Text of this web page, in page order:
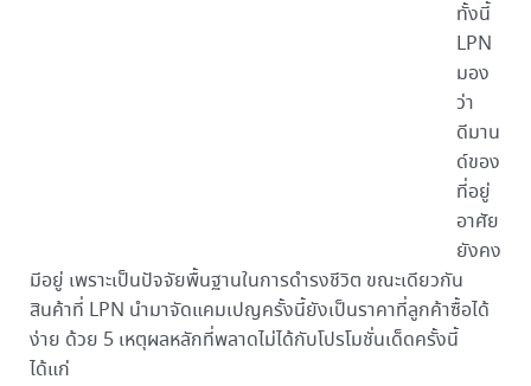
ทั้งนี้
LPN
มอง
ว่า
ดีมาน
ด์ของ
ที่อยู่
อาศัย
ยังคง
มีอยู่ เพราะเป็นปัจจัยพื้นฐานในการดำรงชีวิต ขณะเดียวกัน
สินค้าที่ LPN นำมาจัดแคมเปญครั้งนี้ยังเป็นราคาที่ลูกค้าซื้อได้
ง่าย ด้วย 5 เหตุผลหลักที่พลาดไม่ได้กับโปรโมชั่นเด็ดครั้งนี้
ได้แก่